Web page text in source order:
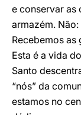
e conservar as
armazém.
Recebemos as
Esta é a vida
Santo
“nós” da
estamos no